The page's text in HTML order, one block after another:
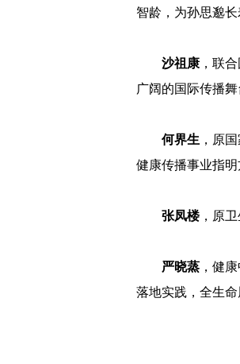
智龄，为孙思邈
沙祖康 ，联
广阔的国际传播舞
何界生 ，原
健康传播事业指明
张凤楼，原
严晓蒸 ，健
落地实践，全生